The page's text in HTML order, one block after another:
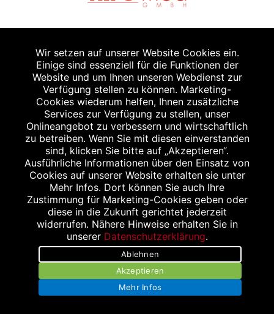
Aachener Str. 30
52249 Eschweiler
Tel.: 02403 78 84 0
Fax: 02403 78 84 19
info@tri-o-med.de
Wir setzen auf unserer Website Cookies ein.
Einige sind essenziell für die Funktionen der
Website und um Ihnen unseren Webdienst zur
Verfügung stellen zu können. Marketing-
Cookies wiederum helfen, Ihnen zusätzliche
Services zur Verfügung zu stellen, unser
Onlineangebot zu verbessern und wirtschaftlich
zu betreiben. Wenn Sie mit diesen einverstanden
sind, klicken Sie bitte auf „Akzeptieren“.
Ausführliche Informationen über den Einsatz von
Cookies auf unserer Website erhalten sie unter
Mehr Infos. Dort können Sie auch Ihre
Zustimmung für Marketing-Cookies geben oder
diese in die Zukunft gerichtet jederzeit
widerrufen. Nähere Hinweise erhalten Sie in
unserer Datenschutzerklärung.
Ablehnen
Akzeptieren
Mehr Infos